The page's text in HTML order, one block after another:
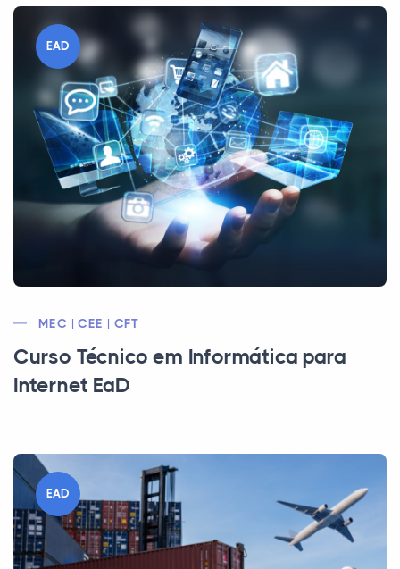
EAD
MEC | CEE | CFT
Curso Técnico em Informática para
Internet EaD
EAD